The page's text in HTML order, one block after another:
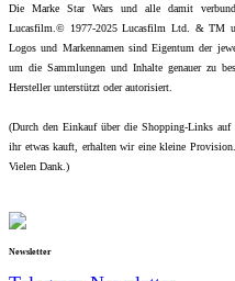
Die Marke Star Wars und alle damit
Lucasfilm.© 1977-2025 Lucasfilm Ltd. & TM
Logos und Markennamen sind Eigentum der
um die Sammlungen und Inhalte genauer zu
Hersteller unterstützt oder autorisiert.
(Durch den Einkauf über die Shopping-Links auf
ihr etwas kauft, erhalten wir eine kleine
Vielen Dank.)
Newsletter